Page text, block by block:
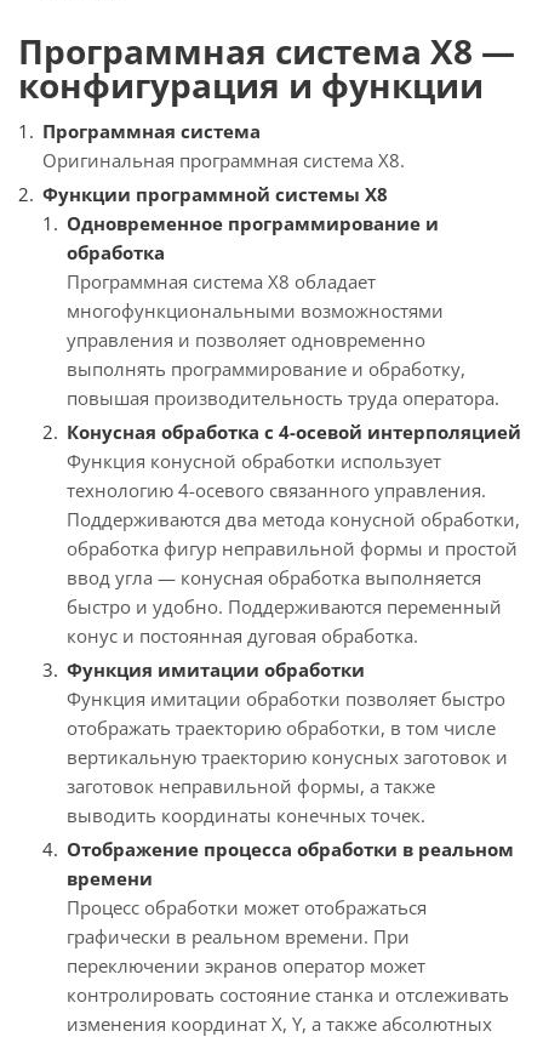
Программная система X8 —
конфигурация и функции
Программная система
Оригинальная программная система X8.
Функции программной системы X8
Одновременное программирование и
обработка
Программная система X8 обладает
многофункциональными возможностями
управления и позволяет одновременно
выполнять программирование и обработку,
повышая производительность труда оператора.
Конусная обработка с 4-осевой интерполяцией
Функция конусной обработки использует
технологию 4-осевого связанного управления.
Поддерживаются два метода конусной обработки,
обработка фигур неправильной формы и простой
ввод угла — конусная обработка выполняется
быстро и удобно. Поддерживаются переменный
конус и постоянная дуговая обработка.
Функция имитации обработки
Функция имитации обработки позволяет быстро
отображать траекторию обработки, в том числе
вертикальную траекторию конусных заготовок и
заготовок неправильной формы, а также
выводить координаты конечных точек.
Отображение процесса обработки в реальном
времени
Процесс обработки может отображаться
графически в реальном времени. При
переключении экранов оператор может
контролировать состояние станка и отслеживать
изменения координат X, Y, а также абсолютных